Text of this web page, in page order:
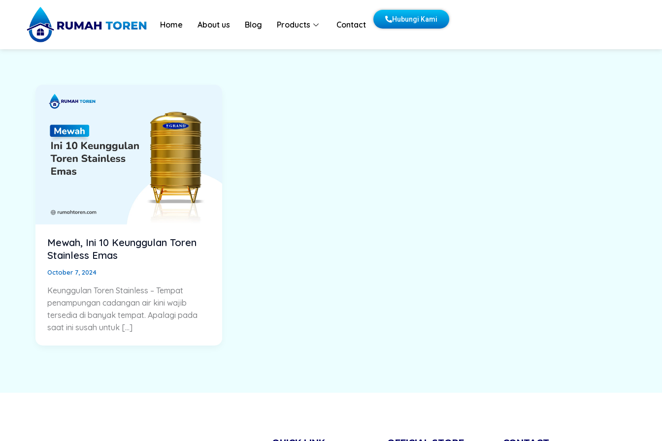
content
Home About us Blog Products Contact
Hubungi Kami
Mewah, Ini 10 Keunggulan Toren
Stainless Emas
October 7, 2024
Keunggulan Toren Stainless – Tempat
penampungan cadangan air kini wajib
tersedia di banyak tempat. Apalagi pada
saat ini susah untuk […]